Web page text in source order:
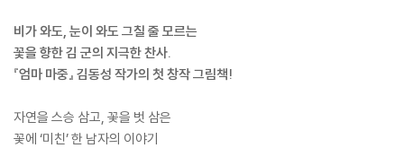
비가 와도, 눈이 와도 그칠 줄 모르는
꽃을 향한 김 군의 지극한 찬사.
『엄마 마중』 김동성 작가의 첫 창작 그림책!
자연을 스승 삼고, 꽃을 벗 삼은
꽃에 ‘미친’ 한 남자의 이야기